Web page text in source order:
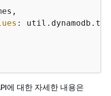
:
에 대한 자세한 내용은